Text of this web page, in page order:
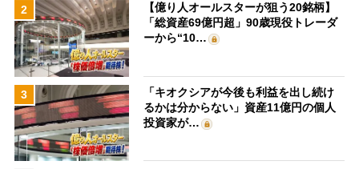
2
【億り人オールスターが狙う20銘柄】
「総資産69億円超」90歳現役トレーダ
ーから“10…
3
「キオクシアが今後も利益を出し続け
るかは分からない」資産11億円の個人
投資家が…